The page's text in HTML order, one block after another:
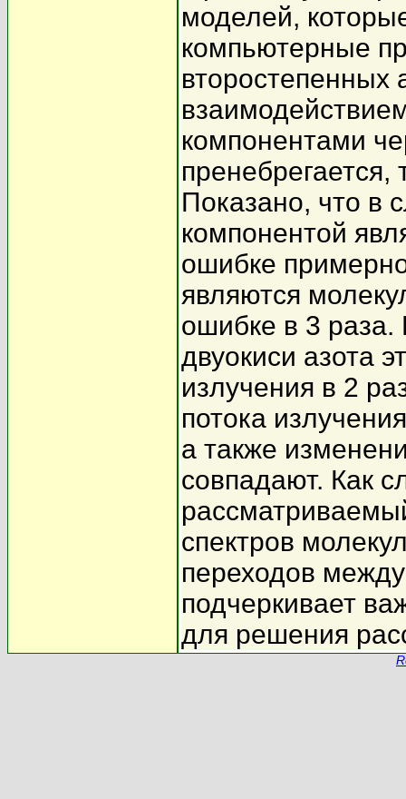
моделей,
компьютерные
компонентами
пренебрегается,
Показано, что в
компонентой
ошибке
являются
ошибке в 3 раза.
двуокиси азота
излучения в 2
потока
а также
совпадают. Как
спектров
переходов
подчеркивает
для решения